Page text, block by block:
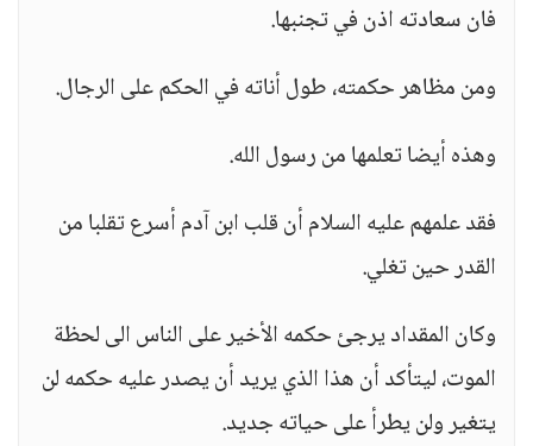
فان سعادته اذن في تجنبها.
ومن مظاهر حكمته، طول أناته في الحكم على الرجال.
وهذه أيضا تعلمها من رسول الله.
فقد علمهم عليه السلام أن قلب ابن آدم أسرع تقلبا من
القدر حين تغلي.
وكان المقداد يرجئ حكمه الأخير على الناس الى لحظة
الموت، ليتأكد أن هذا الذي يريد أن يصدر عليه حكمه لن
يتغير ولن يطرأ على حياته جديد.